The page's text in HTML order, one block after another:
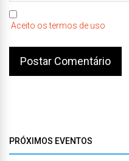
Aceito os termos de uso
PRÓXIMOS EVENTOS